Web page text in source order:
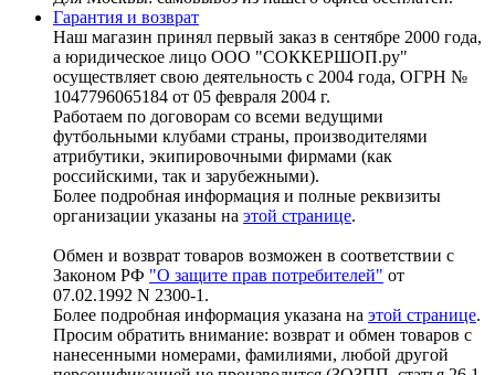
Гарантия и возврат
Наш магазин принял первый заказ в сентябре 2000 года,
а юридическое лицо ООО "СОККЕРШОП.ру"
осуществляет свою деятельность с 2004 года, ОГРН №
1047796065184 от 05 февраля 2004 г.
Работаем по договорам со всеми ведущими
футбольными клубами страны, производителями
атрибутики, экипировочными фирмами (как
российскими, так и зарубежными).
Более подробная информация и полные реквизиты
организации указаны на этой странице.
Обмен и возврат товаров возможен в соответствии с
Законом РФ "О защите прав потребителей" от
07.02.1992 N 2300-1.
Более подробная информация указана на этой странице.
Просим обратить внимание: возврат и обмен товаров с
нанесенными номерами, фамилиями, любой другой